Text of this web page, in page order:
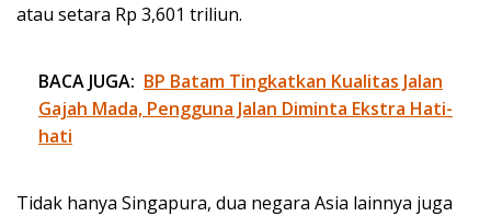
atau setara Rp 3,601 triliun.
BACA JUGA: BP Batam Tingkatkan Kualitas Jalan
Gajah Mada, Pengguna Jalan Diminta Ekstra Hati-
hati
Tidak hanya Singapura, dua negara Asia lainnya juga